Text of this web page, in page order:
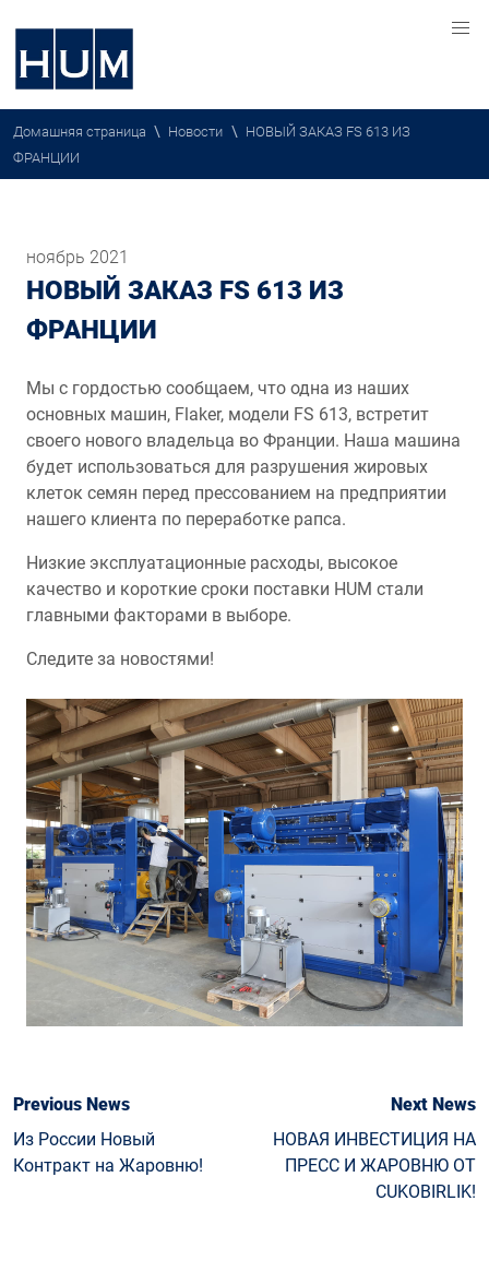
Домашняя страница \ Новости \ НОВЫЙ ЗАКАЗ FS 613 ИЗ
ФРАНЦИИ
ноябрь 2021
НОВЫЙ ЗАКАЗ FS 613 ИЗ
ФРАНЦИИ
Мы с гордостью сообщаем, что одна из наших
основных машин, Flaker, модели FS 613, встретит
своего нового владельца во Франции. Наша машина
будет использоваться для разрушения жировых
клеток семян перед прессованием на предприятии
нашего клиента по переработке рапса.
Низкие эксплуатационные расходы, высокое
качество и короткие сроки поставки HUM стали
главными факторами в выборе.
Следите за новостями!
Previous News
Из России Новый
Контракт на Жаровню!
Next News
НОВАЯ ИНВЕСТИЦИЯ НА
ПРЕСС И ЖАРОВНЮ ОТ
CUKOBIRLIK!